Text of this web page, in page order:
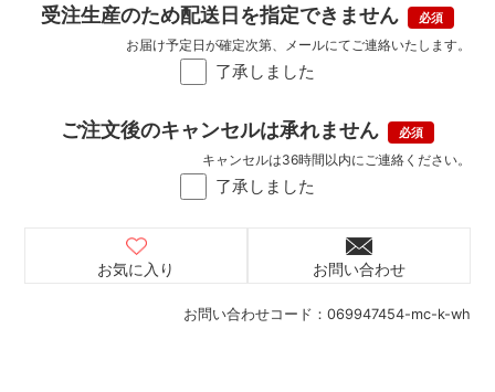
お問い合わせコード： 069947454-mc-k-wh
受注生産のため配送日を指定できません
了承しました
お届け予定日が確定次第、メールにてご連絡いたします。
ご注文後のキャンセルは承れません
了承しました
キャンセルは36時間以内にご連絡ください。
お気に入り お問い合わせ